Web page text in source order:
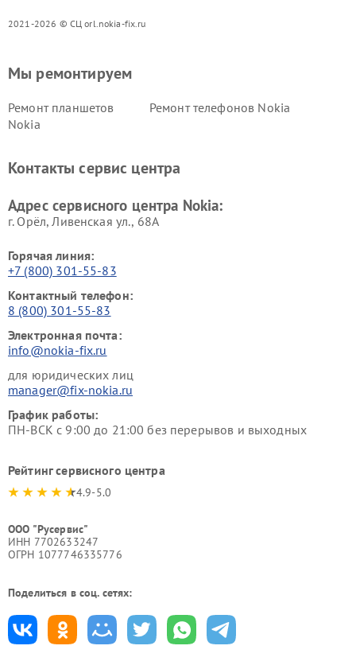
2021-2026 © СЦ orl.nokia-fix.ru
Мы ремонтируем
Ремонт планшетов
Nokia
Ремонт телефонов Nokia
Контакты сервис центра
Адрес сервисного центра Nokia:
г. Орёл, Ливенская ул., 68А
Горячая линия:
+7 (800) 301-55-83
Контактный телефон:
8 (800) 301-55-83
Электронная почта:
info@nokia-fix.ru
для юридических лиц
manager@fix-nokia.ru
График работы:
ПН-ВСК с 9:00 до 21:00 без перерывов и выходных
Рейтинг сервисного центра
4.9-5.0
ООО "Русервис"
ИНН 7702633247
ОГРН 1077746335776
Поделиться в соц. сетях: